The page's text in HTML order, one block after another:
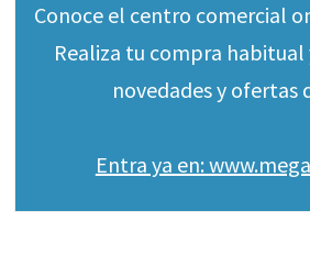
Conoce el centro comercial
Realiza tu compra habitual
novedades y ofertas
Entra ya en: